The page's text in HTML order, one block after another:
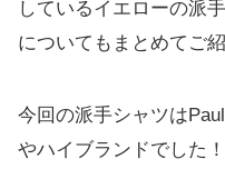
しているイエローの派
についてもまとめてご
今回の派手シャツは
やハイブランドでした！